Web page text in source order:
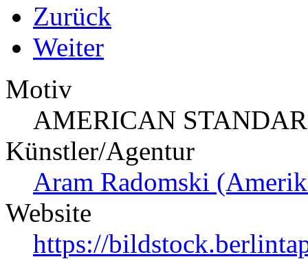
Zurück
Weiter
Motiv
AMERICAN
Künstler/Agentur
Aram Radomski
Website
https://